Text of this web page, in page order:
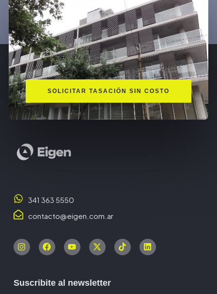
SOLICITAR TASACIÓN SIN COSTO
341 363 5550
contacto@eigen.com.ar
Suscribite al newsletter